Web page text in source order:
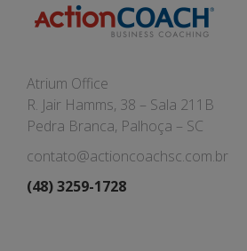
Atrium Office
R. Jair Hamms, 38 – Sala 211B
Pedra Branca, Palhoça – SC
contato@actioncoachsc.com.br
(48) 3259-1728